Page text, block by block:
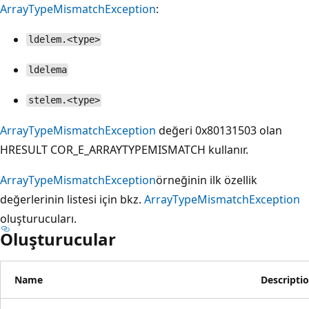
ArrayTypeMismatchException:
ldelem.<type>
ldelema
stelem.<type>
ArrayTypeMismatchException değeri 0x80131503 olan
HRESULT COR_E_ARRAYTYPEMISMATCH kullanır.
ArrayTypeMismatchExceptionörneğinin ilk özellik
değerlerinin listesi için bkz. ArrayTypeMismatchException
oluşturucuları.
Oluşturucular
Name